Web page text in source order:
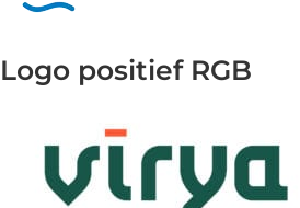
Logo positief RGB